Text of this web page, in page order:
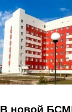
Перейти к основному
В новой